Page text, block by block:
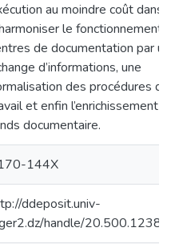
au moindre coût dans
le fonctionnement
de documentation par un
d’informations, une
des procédures de
et enfin l’enrichissement
documentaire.
144X
ddeposit.univ-
handle/